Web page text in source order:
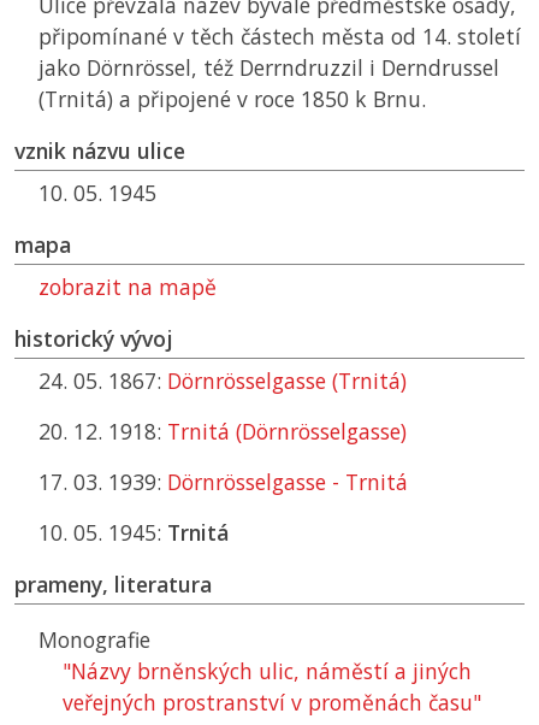
připomínané v těch částech města od 14. století
jako Dörnrössel, též Derrndruzzil i Derndrussel
(Trnitá) a připojené v roce 1850 k Brnu.
vznik názvu ulice
10. 05. 1945
mapa
zobrazit na mapě
historický vývoj
24. 05. 1867: Dörnrösselgasse (Trnitá)
20. 12. 1918: Trnitá (Dörnrösselgasse)
17. 03. 1939: Dörnrösselgasse - Trnitá
10. 05. 1945: Trnitá
prameny, literatura
Monografie
"Názvy brněnských ulic, náměstí a jiných
veřejných prostranství v proměnách času"